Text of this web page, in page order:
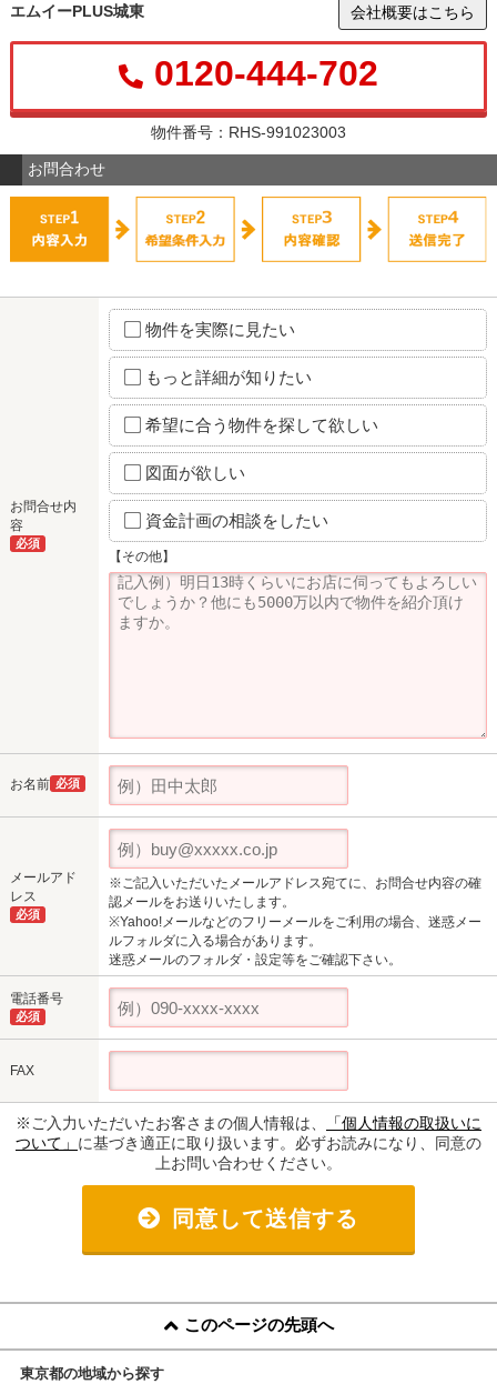
エムイーPLUS城東 会社概要はこちら
0120-444-702
物件番号：RHS-991023003
お問合わせ
お問合せ内
容
必須
物件を実際に見たい
もっと詳細が知りたい
希望に合う物件を探して欲しい
図面が欲しい
資金計画の相談をしたい
【その他】
お名前 必須
メールアド
レス
必須
※ご記入いただいたメールアドレス宛てに、お問合せ内容の確
認メールをお送りいたします。
※Yahoo!メールなどのフリーメールをご利用の場合、迷惑メー
ルフォルダに入る場合があります。
迷惑メールのフォルダ・設定等をご確認下さい。
電話番号
必須
FAX
※ご入力いただいたお客さまの個人情報は、
「個人情報の取扱いに
ついて」 に基づき適正に取り扱います。必ずお読みになり、同意の
上お問い合わせください。
同意して送信する
このページの先頭へ
東京都の地域から探す